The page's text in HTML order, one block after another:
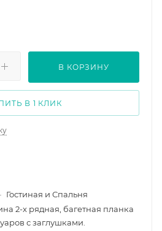
В КОРЗИНУ
В 1 КЛИК
Гостиная и Спальня
2-х рядная, багетная планка
с заглушками.